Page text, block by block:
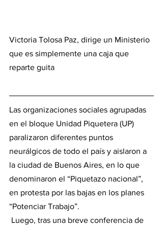
Victoria Tolosa Paz, dirige un Ministerio
que es simplemente una caja que
Las organizaciones sociales agrupadas
en el bloque Unidad Piquetera (UP)
paralizaron diferentes puntos
neurálgicos de todo el país y aislaron a
la ciudad de Buenos Aires, en lo que
denominaron el “Piquetazo nacional”,
en protesta por las bajas en los planes
“Potenciar Trabajo”.